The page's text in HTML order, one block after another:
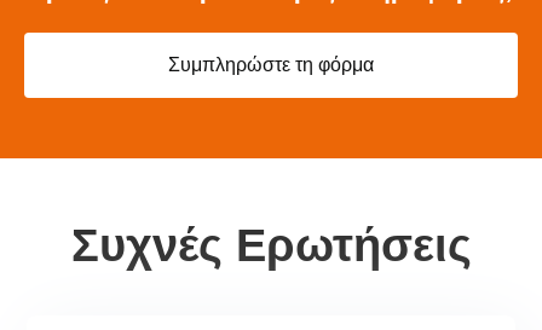
Συμπληρώστε τη φόρμα
Συχνές Ερωτήσεις